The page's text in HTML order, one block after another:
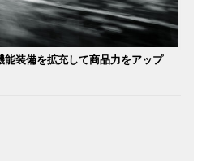
能装備を拡充して商品力をアップ